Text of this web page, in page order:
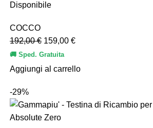
Disponibile
COCCO
192,00€ 159,00 €
🚚 Sped. Gratuita
Aggiungi al carrello
-29%